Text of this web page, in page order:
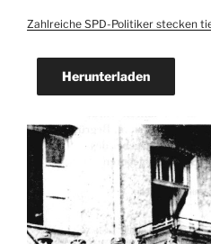
Zahlreiche SPD-Politiker stecken
Herunterladen